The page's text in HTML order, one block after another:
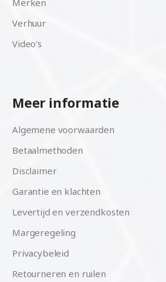
Verhuur
Video's
Meer informatie
Algemene voorwaarden
Betaalmethoden
Disclaimer
Garantie en klachten
Levertijd en verzendkosten
Margeregeling
Privacybeleid
Retourneren en ruilen